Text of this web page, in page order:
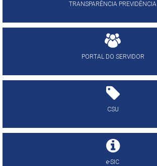
TRANSPARÊNCIA PREVIDÊNCIA
PORTAL DO SERVIDOR
CSU
e-SIC